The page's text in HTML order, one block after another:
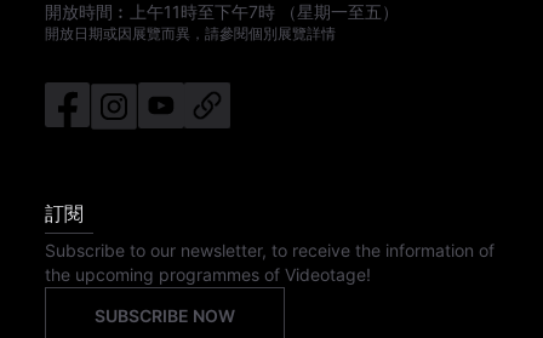
開放時間︰
上午11時至下午7時 （星期一至五）
開放日期或因展覽而異，請參閱個別展覽詳情
訂閱
Subscribe to our newsletter, to receive the information of
the upcoming programmes of Videotage!
SUBSCRIBE NOW